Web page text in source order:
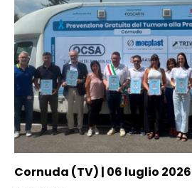
Cornuda (TV) | 06 luglio 2026